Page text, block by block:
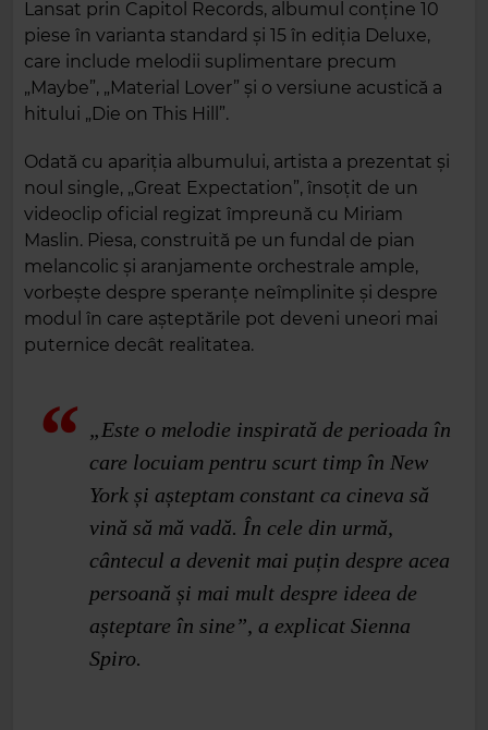
Lansat prin Capitol Records, albumul conține 10
piese în varianta standard și 15 în ediția Deluxe,
care include melodii suplimentare precum
„Maybe”, „Material Lover” și o versiune acustică a
hitului „Die on This Hill”.
Odată cu apariția albumului, artista a prezentat și
noul single, „Great Expectation”, însoțit de un
videoclip oficial regizat împreună cu Miriam
Maslin. Piesa, construită pe un fundal de pian
melancolic și aranjamente orchestrale ample,
vorbește despre speranțe neîmplinite și despre
modul în care așteptările pot deveni uneori mai
puternice decât realitatea.
„Este o melodie inspirată de perioada în
care locuiam pentru scurt timp în New
York și așteptam constant ca cineva să
vină să mă vadă. În cele din urmă,
cântecul a devenit mai puțin despre acea
persoană și mai mult despre ideea de
așteptare în sine”, a explicat Sienna
Spiro.